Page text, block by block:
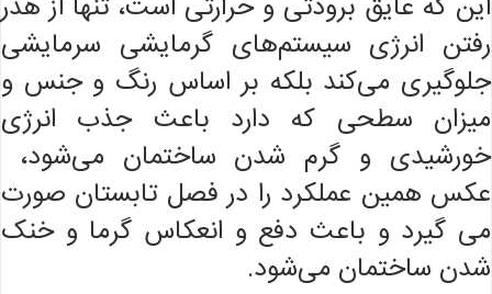
رفتن انرژی سیستم‌های گرمایشی سرمایشی
جلوگیری می‌کند بلکه بر اساس رنگ و جنس و
میزان سطحی که دارد باعث جذب انرژی
خورشیدی و گرم شدن ساختمان می‌شود،
عکس همین عملکرد را در فصل تابستان صورت
می گیرد و باعث دفع و انعکاس گرما و خنک
شدن ساختمان می‌شود.